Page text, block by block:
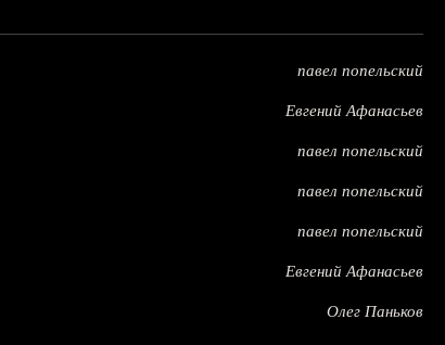
павел попельский
Евгений Афанасьев
павел попельский
павел попельский
павел попельский
Евгений Афанасьев
Олег Паньков